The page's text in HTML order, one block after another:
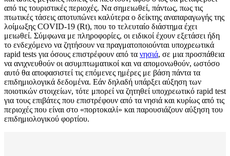
από τις τουριστικές περιοχές. Να σημειωθεί, πάντως, πως τις
πτωτικές τάσεις αποτυπώνει καλύτερα ο δείκτης αναπαραγωγής της
λοίμωξης COVID-19 (Rt), που το τελευταίο διάστημα έχει
μειωθεί. Σύμφωνα με πληροφορίες, οι ειδικοί έχουν εξετάσει ήδη
το ενδεχόμενο να ζητήσουν να πραγματοποιούνται υποχρεωτικά
rapid tests για όσους επιστρέφουν από τα νησιά, σε μια προσπάθεια
να ανιχνευθούν οι ασυμπτωματικοί και να απομονωθούν, ωστόσο
αυτό θα αποφασιστεί τις επόμενες ημέρες με βάση πάντα τα
επιδημιολογικά δεδομένα. Εάν δηλαδή υπάρξει αύξηση των
ποιοτικών στοιχείων, τότε μπορεί να ζητηθεί υποχρεωτικό rapid test
για τους επιβάτες που επιστρέφουν από τα νησιά και κυρίως από τις
περιοχές που είναι στο «πορτοκαλί» και παρουσιάζουν αύξηση του
επιδημιολογικού φορτίου.